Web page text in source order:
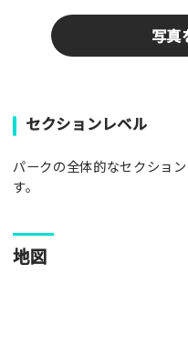
写真
パークやスポットの写真を
がみんなの参考となります！
写真
[text photo1alt
セクションレベル
パークの全体的なセクショ
す。
地図